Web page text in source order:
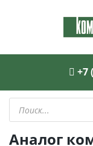
+7
Поиск
товаров
Аналог